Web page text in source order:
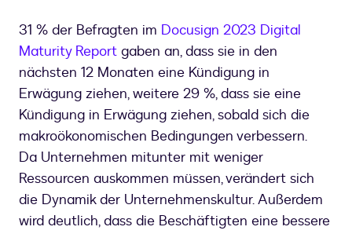
31 % der Befragten im Docusign 2023 Digital
Maturity Report gaben an, dass sie in den
nächsten 12 Monaten eine Kündigung in
Erwägung ziehen, weitere 29 %, dass sie eine
Kündigung in Erwägung ziehen, sobald sich die
makroökonomischen Bedingungen verbessern.
Da Unternehmen mitunter mit weniger
Ressourcen auskommen müssen, verändert sich
die Dynamik der Unternehmenskultur. Außerdem
wird deutlich, dass die Beschäftigten eine bessere